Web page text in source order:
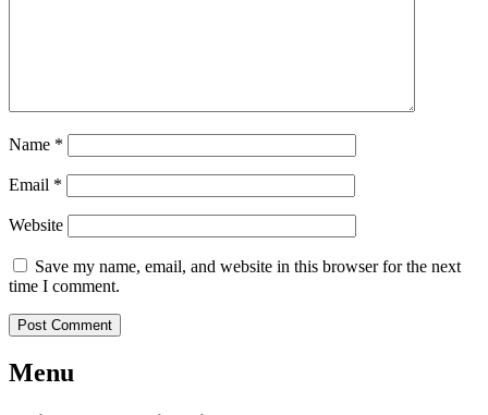
Name *
Email *
Website
Save my name, email, and website in this browser for the next
time I comment.
Menu